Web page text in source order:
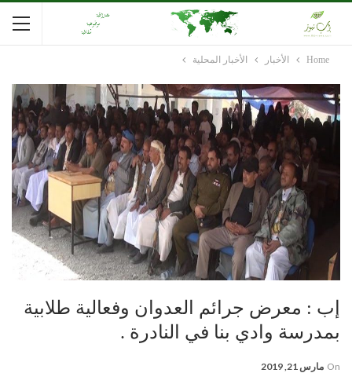
Home الأخبار الأخبار المحلية
إب : معرض جرائم العدوان وفعالية طلابية
بمدرسة وادي بنا في النادرة .
On مارس 21, 2019